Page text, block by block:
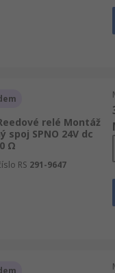
relé Montáž
spoj SPNO 24V dc
Ω
RS 291-9647